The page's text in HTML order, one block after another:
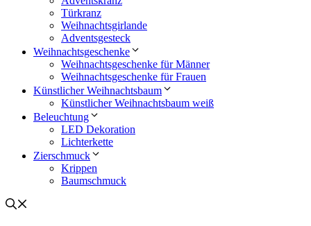
Türkranz
Weihnachtsgirlande
Adventsgesteck
Weihnachtsgeschenke
Weihnachtsgeschenke für Männer
Weihnachtsgeschenke für Frauen
Künstlicher Weihnachtsbaum
Künstlicher Weihnachtsbaum weiß
Beleuchtung
LED Dekoration
Lichterkette
Zierschmuck
Krippen
Baumschmuck